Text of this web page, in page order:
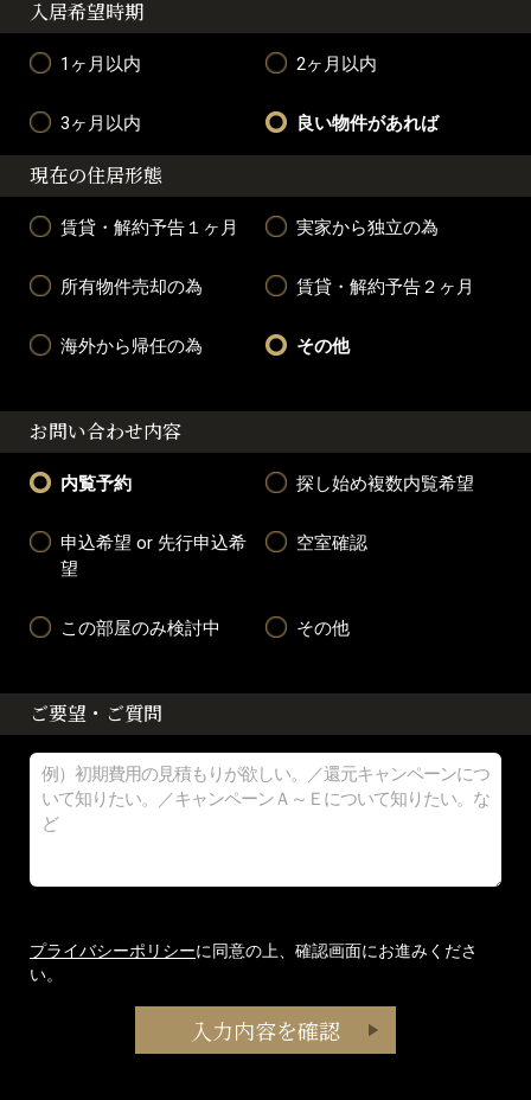
入居希望時期
1ヶ月以内 2ヶ月以内
3ヶ月以内 良い物件があれば
現在の住居形態
賃貸・解約予告１ヶ月 実家から独立の為
所有物件売却の為 賃貸・解約予告２ヶ月
海外から帰任の為 その他
お問い合わせ内容
内覧予約 探し始め複数内覧希望
申込希望 or 先行申込希
望
空室確認
この部屋のみ検討中 その他
ご要望・ご質問
プライバシーポリシーに同意の上、確認画面にお進みくださ
い。